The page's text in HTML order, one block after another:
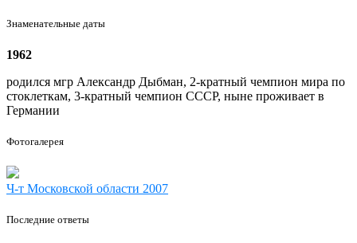
Знаменательные даты
1962
родился мгр Александр Дыбман, 2-кратный чемпион мира по
стоклеткам, 3-кратный чемпион СССР, ныне проживает в
Германии
Фотогалерея
Ч-т Московской области 2007
Последние ответы